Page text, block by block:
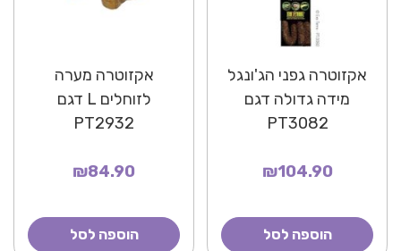
אקזוטרה גפני הג'ונגל
מידה גדולה דגם
PT3082
₪104.90
הוספה לסל
אקזוטרה מערה
לזוחלים L דגם
PT2932
₪84.90
הוספה לסל